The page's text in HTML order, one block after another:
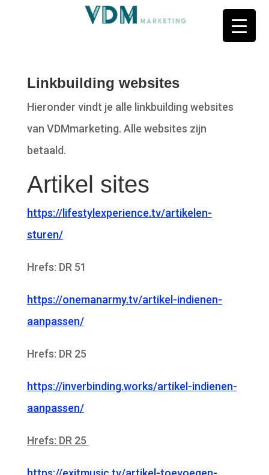
Linkbuilding websites
Hieronder vindt je alle linkbuilding websites
van VDMmarketing. Alle websites zijn
betaald.
Artikel sites
https://lifestylexperience.tv/artikelen-
sturen/
Hrefs: DR 51
https://onemanarmy.tv/artikel-indienen-
aanpassen/
Hrefs: DR 25
https://inverbinding.works/artikel-indienen-
aanpassen/
Hrefs: DR 25